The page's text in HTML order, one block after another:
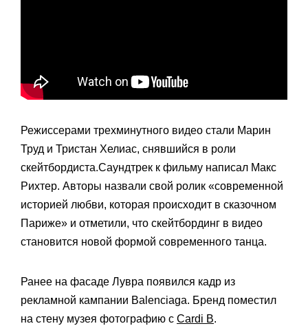
Режиссерами трехминутного видео стали Марин
Труд и Тристан Хелиас, снявшийся в роли
скейтбордиста.Саундтрек к фильму написал Макс
Рихтер. Авторы назвали свой ролик «современной
историей любви, которая происходит в сказочном
Париже» и отметили, что скейтбординг в видео
становится новой формой современного танца.
Ранее на фасаде Лувра появился кадр из
рекламной кампании Balenciaga. Бренд поместил
на стену музея фотографию с Cardi B.